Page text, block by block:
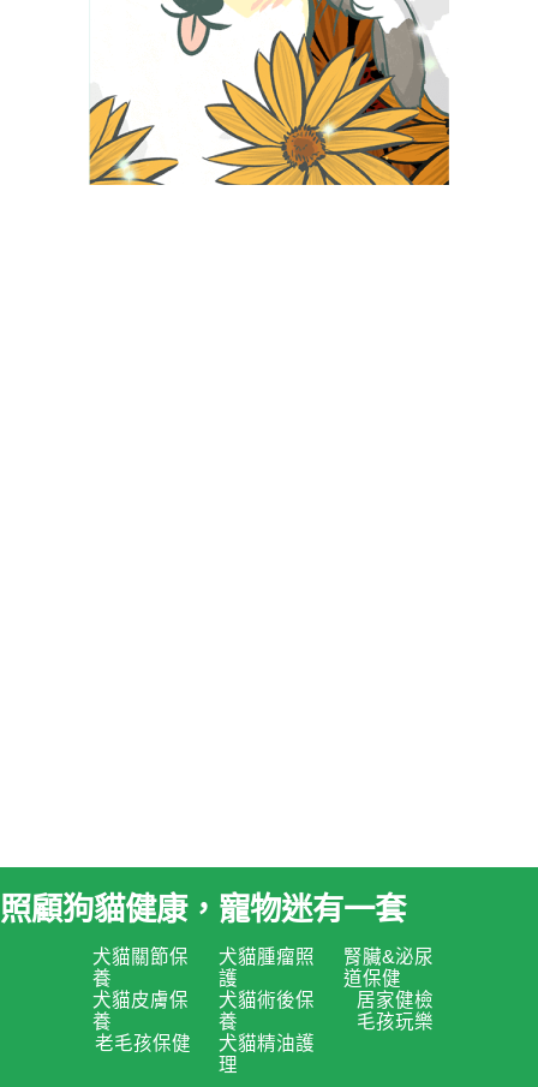
照顧狗貓健康，寵物迷有一套
犬貓關節保
養
犬貓皮膚保
養
老毛孩保健
犬貓腫瘤照
護
犬貓術後保
養
犬貓精油護
理
腎臟&泌尿
道保健
居家健檢
毛孩玩樂